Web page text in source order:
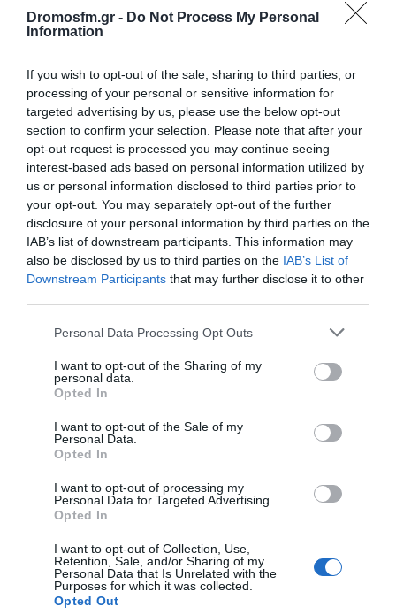
Dromosfm.gr - Do Not Process My Personal
Information
If you wish to opt-out of the sale, sharing to third parties, or
processing of your personal or sensitive information for
targeted advertising by us, please use the below opt-out
section to confirm your selection. Please note that after your
opt-out request is processed you may continue seeing
interest-based ads based on personal information utilized by
us or personal information disclosed to third parties prior to
your opt-out. You may separately opt-out of the further
disclosure of your personal information by third parties on the
IAB’s list of downstream participants. This information may
also be disclosed by us to third parties on the IAB’s List of
Downstream Participants that may further disclose it to other
Please note that this website/app uses one or more Google
not limited to your visit or usage behaviour. You may click to
grant or deny consent to Google and its third-party tags to
use your data for below specified purposes in below Google
consent section.
Personal Data Processing Opt Outs
I want to opt-out of the Sharing of my
personal data.
Opted In
I want to opt-out of the Sale of my
Personal Data.
Opted In
I want to opt-out of processing my
Personal Data for Targeted Advertising.
Opted In
I want to opt-out of Collection, Use,
Retention, Sale, and/or Sharing of my
Personal Data that Is Unrelated with the
Purposes for which it was collected.
Opted Out
ΕΙΠΕΣ – ΦΕΡΡΗΣ ΘΟΔΩΡΗΣ
ΛΟΓΑΡΙΑΣΜΟΣ - ΛΙΟΛΙΟΥ ΚΑΤΕΡΙΝΑ
Παρακαλώ Περιμένετε...